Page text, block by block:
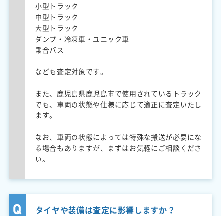
小型トラック
中型トラック
大型トラック
ダンプ・冷凍車・ユニック車
乗合バス
なども査定対象です。
また、鹿児島県鹿児島市で使用されているトラック
でも、車両の状態や仕様に応じて適正に査定いたし
ます。
なお、車両の状態によっては特殊な搬送が必要にな
る場合もありますが、まずはお気軽にご相談くださ
い。
タイヤや装備は査定に影響しますか？